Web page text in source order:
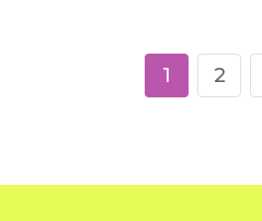
1 2